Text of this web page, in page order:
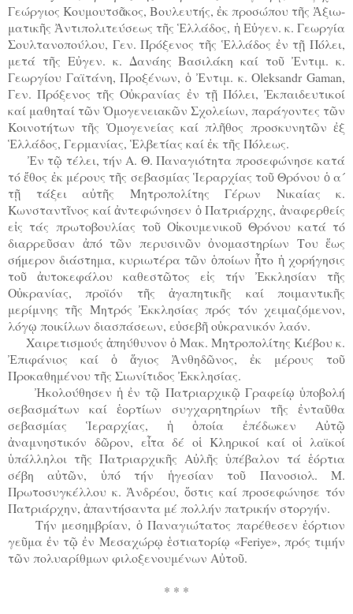
Γεώργιος Κουμουτσᾶκος, Βουλευτής, ἐκ προσώπου τῆς Ἀξιω-
ματικῆς Ἀντιπολιτεύσεως τῆς Ἑλλάδος, ἡ Εὐγεν. κ. Γεωργία
Σουλτανοπούλου, Γεν. Πρόξενος τῆς Ἑλλάδος ἐν τῇ Πόλει,
μετά τῆς Εὐγεν. κ. Δανάης Βασιλάκη καί τοῦ Ἐντιμ. κ.
Γεωργίου Γαϊτάνη, Προξένων, ὁ Ἐντιμ. κ. Oleksandr Gaman,
Γεν. Πρόξενος τῆς Οὐκρανίας ἐν τῇ Πόλει, Ἐκπαιδευτικοί
καί μαθηταί τῶν Ὁμογενειακῶν Σχολείων, παράγοντες τῶν
Κοινοτήτων τῆς Ὁμογενείας καί πλῆθος προσκυνητῶν ἐξ
Ἑλλάδος, Γερμανίας, Ἑλβετίας καί ἐκ τῆς Πόλεως.
Ἐν τῷ τέλει, τήν Α. Θ. Παναγιότητα προσεφώνησε κατά
τό ἔθος ἐκ μέρους τῆς σεβασμίας Ἱεραρχίας τοῦ Θρόνου ὁ α´
τῇ τάξει αὐτῆς Μητροπολίτης Γέρων Νικαίας κ.
Κωνσταντῖνος καί ἀντεφώνησεν ὁ Πατριάρχης, ἀναφερθείς
εἰς τάς πρωτοβουλίας τοῦ Οἰκουμενικοῦ Θρόνου κατά τό
διαρρεῦσαν ἀπό τῶν περυσινῶν ὀνομαστηρίων Του ἕως
σήμερον διάστημα, κυριωτέρα τῶν ὁποίων ἦτο ἡ χορήγησις
τοῦ ἀυτοκεφάλου καθεστῶτος εἰς τήν Ἐκκλησίαν τῆς
Οὐκρανίας, προϊόν τῆς ἀγαπητικῆς καί ποιμαντικῆς
μερίμνης τῆς Μητρός Ἐκκλησίας πρός τόν χειμαζόμενον,
λόγῳ ποικίλων διασπάσεων, εὐσεβῆ οὐκρανικόν λαόν.
Χαιρετισμούς ἀπηύθυνον ὁ Μακ. Μητροπολίτης Κιέβου κ.
Ἐπιφάνιος καί ὁ ἅγιος Ἀνθηδῶνος, ἐκ μέρους τοῦ
Προκαθημένου τῆς Σιωνίτιδος Ἐκκλησίας.
Ἠκολούθησεν ἡ ἐν τῷ Πατριαρχικῷ Γραφείῳ ὑποβολή
σεβασμάτων καί ἑορτίων συγχαρητηρίων τῆς ἐνταῦθα
σεβασμίας Ἱεραρχίας, ἡ ὁποία ἐπέδωκεν Αὐτῷ
ἀναμνηστικόν δῶρον, εἶτα δέ οἱ Κληρικοί καί οἱ λαϊκοί
ὑπάλληλοι τῆς Πατριαρχικῆς Αὐλῆς ὑπέβαλον τά ἑόρτια
σέβη αὐτῶν, ὑπό τήν ἡγεσίαν τοῦ Πανοσιολ. Μ.
Πρωτοσυγκέλλου κ. Ἀνδρέου, ὅστις καί προσεφώνησε τόν
Πατριάρχην, ἀπαντήσαντα μέ πολλήν πατρικήν στοργήν.
Τήν μεσημβρίαν, ὁ Παναγιώτατος παρέθεσεν ἑόρτιον
γεῦμα ἐν τῷ ἐν Μεσαχώρῳ ἑστιατορίῳ «Feriye», πρός τιμήν
τῶν πολυαρίθμων φιλοξενουμένων Αὐτοῦ.
* * *